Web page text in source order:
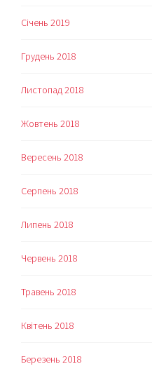
Січень 2019
Грудень 2018
Листопад 2018
Жовтень 2018
Вересень 2018
Серпень 2018
Липень 2018
Червень 2018
Травень 2018
Квітень 2018
Березень 2018